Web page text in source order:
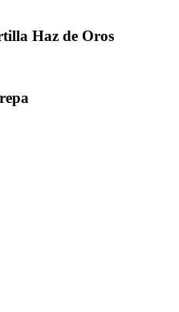
Haz de Oros